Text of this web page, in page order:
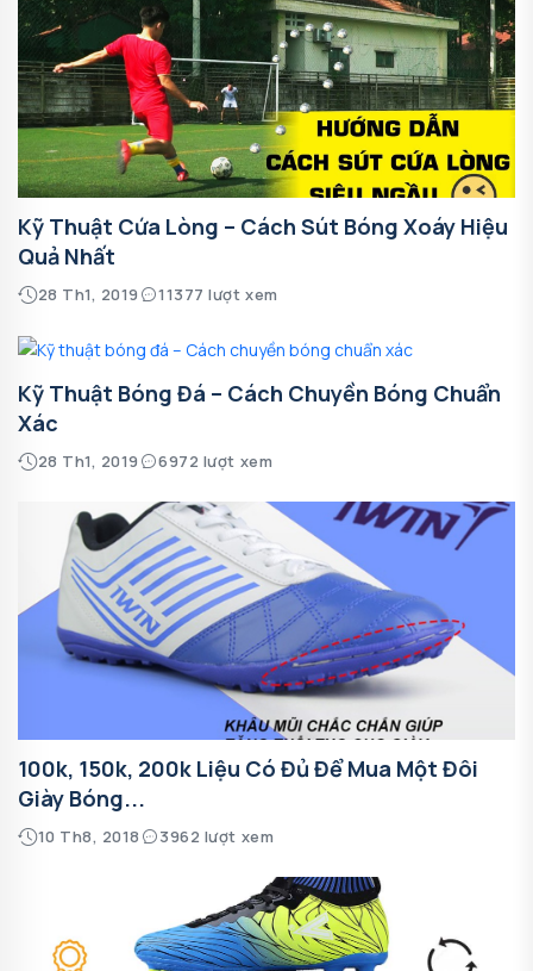
Kỹ Thuật Cứa Lòng – Cách Sút Bóng Xoáy Hiệu
Quả Nhất
28 Th1, 2019 11377 lượt xem
Kỹ Thuật Bóng Đá – Cách Chuyền Bóng Chuẩn
Xác
28 Th1, 2019 6972 lượt xem
100k, 150k, 200k Liệu Có Đủ Để Mua Một Đôi
Giày Bóng...
10 Th8, 2018 3962 lượt xem